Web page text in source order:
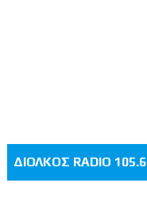
ΔΙΟΛΚΟΣ RADIO 105.6